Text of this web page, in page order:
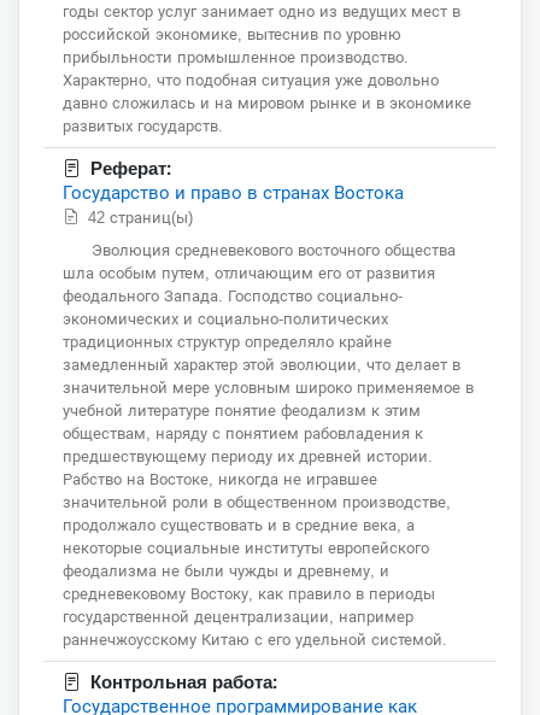
годы сектор услуг занимает одно из ведущих мест в
российской экономике, вытеснив по уровню
прибыльности промышленное производство.
Характерно, что подобная ситуация уже довольно
давно сложилась и на мировом рынке и в экономике
развитых государств.
Реферат:
Государство и право в странах Востока
42 страниц(ы)
Эволюция средневекового восточного общества
шла особым путем, отличающим его от развития
феодального Запада. Господство социально-
экономических и социально-политических
традиционных структур определяло крайне
замедленный характер этой эволюции, что делает в
значительной мере условным широко применяемое в
учебной литературе понятие феодализм к этим
обществам, наряду с понятием рабовладения к
предшествующему периоду их древней истории.
Рабство на Востоке, никогда не игравшее
значительной роли в общественном производстве,
продолжало существовать и в средние века, а
некоторые социальные институты европейского
феодализма не были чужды и древнему, и
средневековому Востоку, как правило в периоды
государственной децентрализации, например
раннечжоусскому Китаю с его удельной системой.
Контрольная работа:
Государственное программирование как